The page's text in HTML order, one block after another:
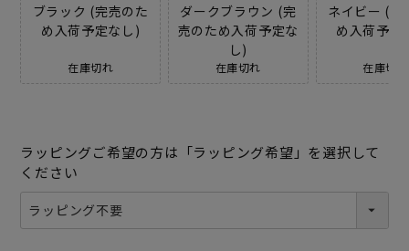
ブラック (完売のた
め入荷予定なし)
在庫切れ
ダークブラウン (完
売のため入荷予定な
し)
在庫切れ
ネイビー (完
め入荷予定
在庫切れ
ラッピングご希望の方は「ラッピング希望」を選択して
ください